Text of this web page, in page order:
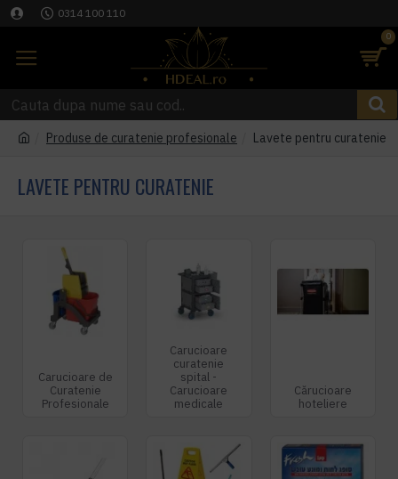
0314 100 110
0
Produse de curatenie profesionale Lavete pentru curatenie
LAVETE PENTRU CURATENIE
Carucioare de
Curatenie
Profesionale
Carucioare
curatenie
spital -
Carucioare
medicale
Cărucioare
hoteliere